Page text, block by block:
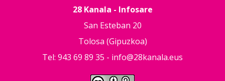
28 Kanala - Infosare
San Esteban 20
Tolosa (Gipuzkoa)
Tel: 943 69 89 35 - info@28kanala.eus